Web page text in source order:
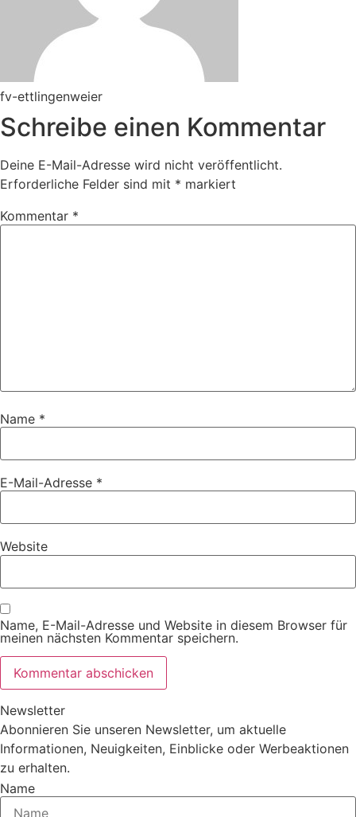
fv-ettlingenweier
Schreibe einen Kommentar
Deine E-Mail-Adresse wird nicht veröffentlicht.
Erforderliche Felder sind mit * markiert
Kommentar *
Name *
E-Mail-Adresse *
Website
Name, E-Mail-Adresse und Website in diesem Browser für
meinen nächsten Kommentar speichern.
Newsletter
Abonnieren Sie unseren Newsletter, um aktuelle
Informationen, Neuigkeiten, Einblicke oder Werbeaktionen
zu erhalten.
Name